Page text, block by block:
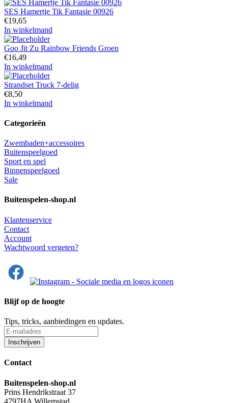
SES Hamertje Tik Fantasie 00926
€19,65
In winkelmand
Goo Jit Zu Rainbow Friends Groen
€16,49
In winkelmand
Strandset Truck 7-delig
€8,50
In winkelmand
Categorieën
Zwembaden+accessoires
Buitenspeelgoed
Sport en spel
Binnenspeelgoed
Sale
Buitenspelen-shop.nl
Klantenservice
Contact
Account
Wachtwoord vergeten?
Blijf op de hoogte
Tips, tricks, aanbiedingen en updates.
Contact
Buitenspelen-shop.nl
Prins Hendrikstraat 37
4797HA Willemstad